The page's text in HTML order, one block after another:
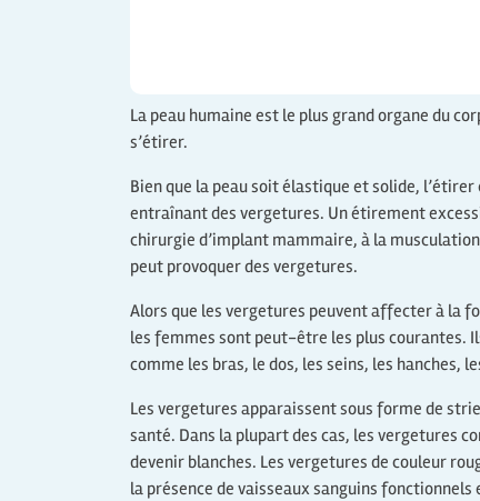
La peau humaine est le plus grand organe du
s’étirer.
Bien que la peau soit élastique et solide,
entraînant des vergetures. Un étirement
chirurgie d’implant mammaire, à la
peut provoquer des vergetures.
Alors que les vergetures peuvent affecter à la
les femmes sont peut-être les plus courantes.
comme les bras, le dos, les seins, les hanches,
Les vergetures apparaissent sous forme de
santé. Dans la plupart des cas, les vergetures
devenir blanches. Les vergetures de couleur
la présence de vaisseaux sanguins fonctionnels